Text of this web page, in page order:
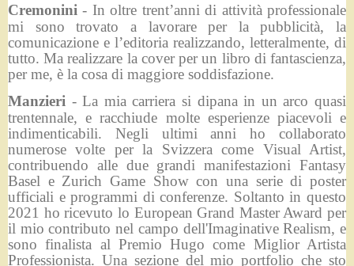
Cremonini - In oltre trent’anni di attività professionale
mi sono trovato a lavorare per la pubblicità, la
comunicazione e l’editoria realizzando, letteralmente, di
tutto. Ma realizzare la cover per un libro di fantascienza,
per me, è la cosa di maggiore soddisfazione.
Manzieri - La mia carriera si dipana in un arco quasi
trentennale, e racchiude molte esperienze piacevoli e
indimenticabili. Negli ultimi anni ho collaborato
numerose volte per la Svizzera come Visual Artist,
contribuendo alle due grandi manifestazioni Fantasy
Basel e Zurich Game Show con una serie di poster
ufficiali e programmi di conferenze. Soltanto in questo
2021 ho ricevuto lo European Grand Master Award per
il mio contributo nel campo dell'Imaginative Realism, e
sono finalista al Premio Hugo come Miglior Artista
Professionista. Una sezione del mio portfolio che sto